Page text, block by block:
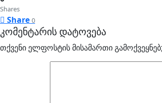
Shares
Share 0
კომენტარის დატოვება
თქვენი ელფოსტის მისამართი